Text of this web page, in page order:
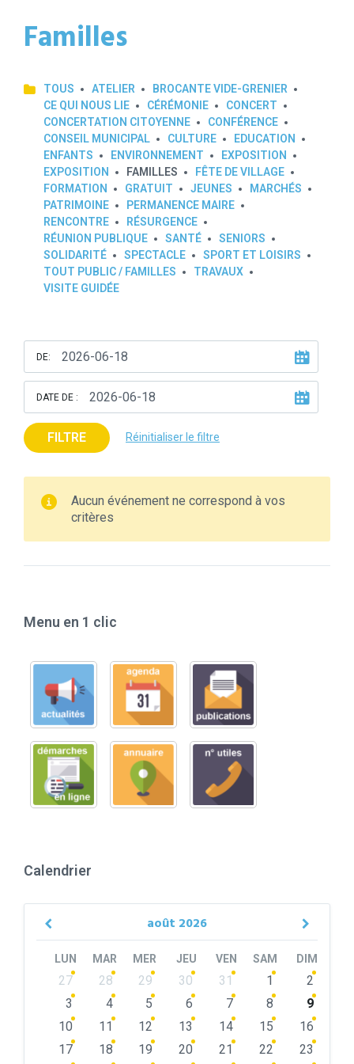
Familles
TOUS ATELIER
BROCANTE VIDE-GRENIER
CE QUI NOUS LIE
CÉRÉMONIE
CONCERT
CONCERTATION CITOYENNE
CONFÉRENCE
CONSEIL MUNICIPAL
CULTURE
EDUCATION
ENFANTS
ENVIRONNEMENT
EXPOSITION
EXPOSITION
FAMILLES
FÊTE DE VILLAGE
FORMATION
GRATUIT JEUNES
MARCHÉS
PATRIMOINE
PERMANENCE MAIRE
RENCONTRE
RÉSURGENCE
RÉUNION PUBLIQUE
SANTÉ
SENIORS
SOLIDARITÉ
SPECTACLE
SPORT ET LOISIRS
TOUT PUBLIC / FAMILLES
TRAVAUX
VISITE GUIDÉE
DE:
DATE DE :
FILTRE Réinitialiser le filtre
Aucun événement ne correspond à vos
critères
Menu en 1 clic
Calendrier
août 2026
Previous
LUN MAR MER JEU VEN SAM DIM
Skip
calendar
27 28 29 30 31 1
2
3
4 5 6 7 8
9
10
11 12 13 14 15
16
17
18 19 20 21 22
23